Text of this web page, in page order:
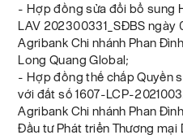
- Hợp đồng sửa đổi bổ sung
LAV 202300331_SĐBS
Agribank Chi nhánh Phan
Long Quang Global;
- Hợp đồng thế chấp Quyền
với đất số 1607-LCP-
Agribank Chi nhánh Phan
Đầu tư Phát triển Thương mại